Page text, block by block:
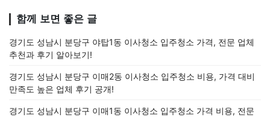
함께 보면 좋은 글
경기도 성남시 분당구 야탑1동 이사청소 입주청소 가격, 전문 업체
추천과 후기 알아보기!
경기도 성남시 분당구 이매2동 이사청소 입주청소 비용, 가격 대비
만족도 높은 업체 후기 공개!
경기도 성남시 분당구 이매1동 이사청소 입주청소 가격 비용, 전문